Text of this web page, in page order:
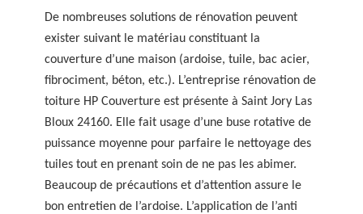
De nombreuses solutions de rénovation peuvent
exister suivant le matériau constituant la
couverture d’une maison (ardoise, tuile, bac acier,
fibrociment, béton, etc.). L’entreprise rénovation de
toiture HP Couverture est présente à Saint Jory Las
Bloux 24160. Elle fait usage d’une buse rotative de
puissance moyenne pour parfaire le nettoyage des
tuiles tout en prenant soin de ne pas les abimer.
Beaucoup de précautions et d’attention assure le
bon entretien de l’ardoise. L’application de l’anti